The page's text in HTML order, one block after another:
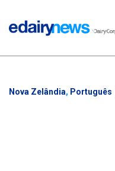
Nova Zelândia, Português